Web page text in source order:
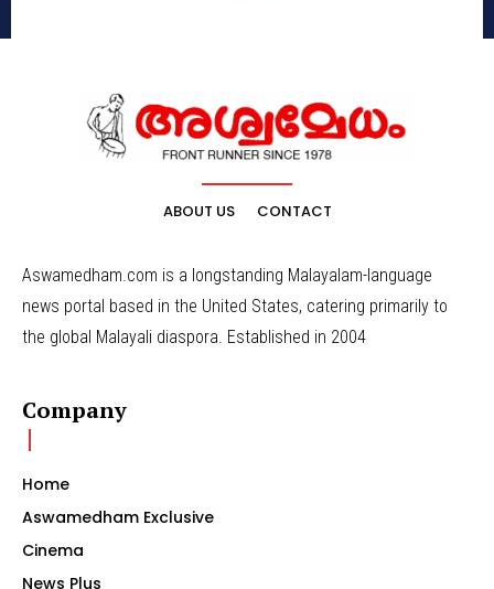
ABOUT US CONTACT
Aswamedham.com is a longstanding Malayalam-language
news portal based in the United States, catering primarily to
the global Malayali diaspora. Established in 2004
Company
Home
Aswamedham Exclusive
Cinema
News Plus